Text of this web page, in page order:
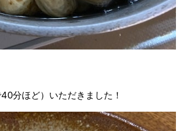
分ほど）いただきました！